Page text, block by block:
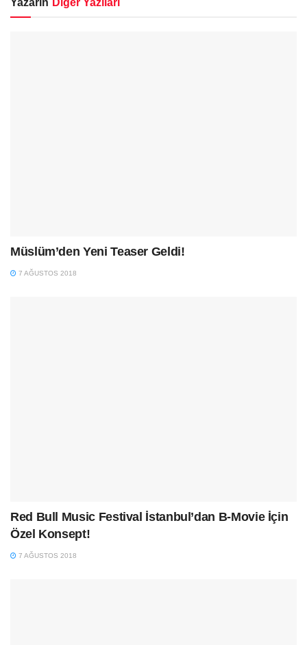
Yazarın Diğer Yazıları
Müslüm’den Yeni Teaser Geldi!
7 AĞUSTOS 2018
Red Bull Music Festival İstanbul’dan B-Movie İçin
Özel Konsept!
7 AĞUSTOS 2018